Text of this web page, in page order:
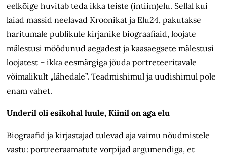
eelkõige huvitab teda ikka teiste (intiim)elu. Sellal kui
laiad massid neelavad Kroonikat ja Elu24, pakutakse
haritumale publikule kirjanike biograafiaid, loojate
mälestusi möödunud aegadest ja kaasaegsete mälestusi
loojatest – ikka eesmärgiga jõuda portreteeritavale
võimalikult „lähedale”. Teadmishimul ja uudishimul pole
enam vahet.
Underil oli esikohal luule, Kiinil on aga elu
Biograafid ja kirjastajad tulevad aja vaimu nõudmistele
vastu: portreeraamatute vorpijad argumendiga, et